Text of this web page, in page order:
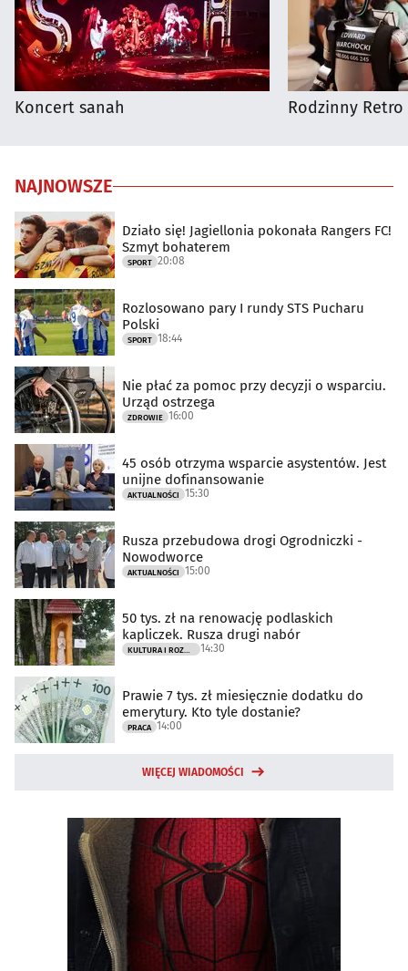
Koncert sanah Rodzinny Retro
NAJNOWSZE
Działo się! Jagiellonia pokonała Rangers FC!
Szmyt bohaterem
SPORT 20:08
Rozlosowano pary I rundy STS Pucharu
Polski
SPORT 18:44
Nie płać za pomoc przy decyzji o wsparciu.
Urząd ostrzega
ZDROWIE 16:00
45 osób otrzyma wsparcie asystentów. Jest
unijne dofinansowanie
AKTUALNOŚCI 15:30
Rusza przebudowa drogi Ogrodniczki -
Nowodworce
AKTUALNOŚCI 15:00
50 tys. zł na renowację podlaskich
kapliczek. Rusza drugi nabór
14:30
Prawie 7 tys. zł miesięcznie dodatku do
emerytury. Kto tyle dostanie?
PRACA 14:00
WIĘCEJ WIADOMOŚCI